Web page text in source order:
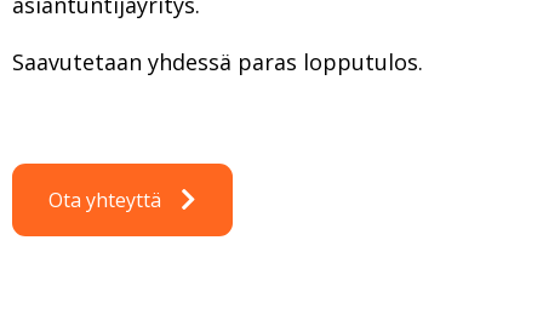
Saavutetaan yhdessä paras lopputulos.
Ota yhteyttä